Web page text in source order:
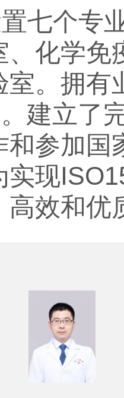
七个专
、化学免
室。拥有
建立了
和参加国
实现
高效和优